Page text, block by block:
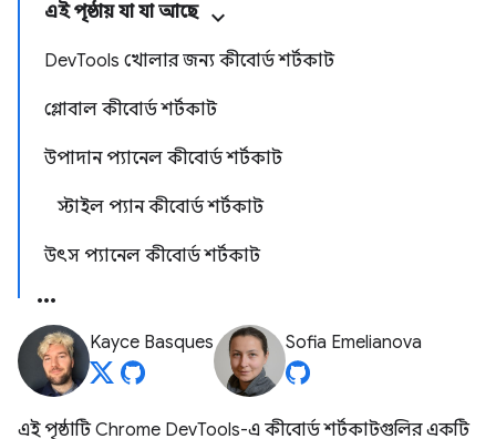
এই পৃষ্ঠায় যা যা আছে
DevTools খোলার জন্য কীবোর্ড শর্টকাট
গ্লোবাল কীবোর্ড শর্টকাট
উপাদান প্যানেল কীবোর্ড শর্টকাট
স্টাইল প্যান কীবোর্ড শর্টকাট
উৎস প্যানেল কীবোর্ড শর্টকাট
Kayce Basques Sofia Emelianova
এই পৃষ্ঠাটি Chrome DevTools-এ কীবোর্ড শর্টকাটগুলির একটি